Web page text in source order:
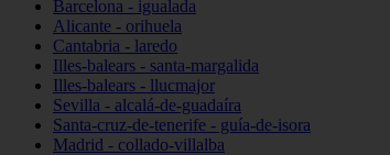
Barcelona - igualada
Alicante - orihuela
Cantabria - laredo
Illes-balears - santa-margalida
Illes-balears - llucmajor
Sevilla - alcalá-de-guadaíra
Santa-cruz-de-tenerife - guía-de-isora
Madrid - collado-villalba